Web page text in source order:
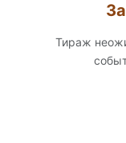
Тираж